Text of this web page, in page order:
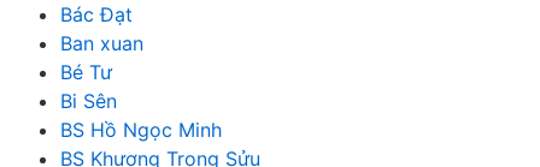
Bác Đạt
Ban xuan
Bé Tư
Bi Sên
BS Hồ Ngọc Minh
BS Khương Trọng Sửu